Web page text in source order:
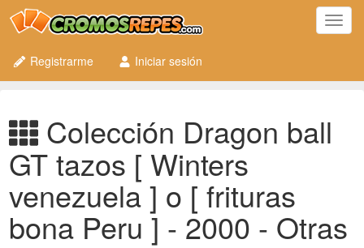
Registrarme
Iniciar sesión
Colección Dragon ball
GT tazos [ Winters
venezuela ] o [ frituras
bona Peru ] - 2000 - Otras